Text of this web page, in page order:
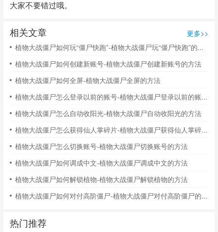
大家不要错过哦。
相关文章 更多>>
植物大战僵尸如何玩“僵尸快跑”-植物大战僵尸玩“僵尸快跑”的方法
植物大战僵尸如何创建新账号-植物大战僵尸创建新账号的方法
植物大战僵尸如何全屏-植物大战僵尸全屏的方法
植物大战僵尸怎么登录以前的账号-植物大战僵尸登录以前的账号的方法
植物大战僵尸怎么自动收阳光-植物大战僵尸自动收阳光的方法
植物大战僵尸怎么获得仙人掌碎片-植物大战僵尸获得仙人掌碎片的方法
植物大战僵尸怎么切换账号-植物大战僵尸切换账号的方法
植物大战僵尸如何调成中文-植物大战僵尸调成中文的方法
植物大战僵尸如何解锁植物-植物大战僵尸解锁植物的方法
植物大战僵尸如何对付高阶僵尸-植物大战僵尸对付高阶僵尸的方法
热门推荐